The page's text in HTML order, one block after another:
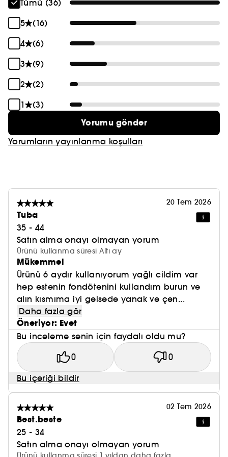
Tümü (36)
5
(16)
4
(6)
3
(9)
2
(2)
1
(3)
Yorumu gönder
Yorumların yayınlanma koşulları
20 Tem 2026
Tuba
35 - 44
Satın alma onayı olmayan yorum
Ürünü kullanma süresi Altı ay
Mükemmel
Ürünü 6 aydır kullanıyorum yağlı cildim var
hep estenin fondötenini kullandım burun ve
alın kısmıma iyi gelsede yanak ve çen...
Daha fazla gör
Öneriyor: Evet
Bu inceleme senin için faydalı oldu mu?
0 0
Bu içeriği bildir
02 Tem 2026
Best.beste
25 - 34
Satın alma onayı olmayan yorum